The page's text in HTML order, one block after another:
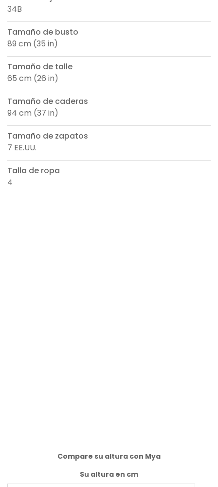
34B
Tamaño de busto
89 cm (35 in)
Tamaño de talle
65 cm (26 in)
Tamaño de caderas
94 cm (37 in)
Tamaño de zapatos
7 EE.UU.
Talla de ropa
4
Compare su altura con Mya
Su altura en cm